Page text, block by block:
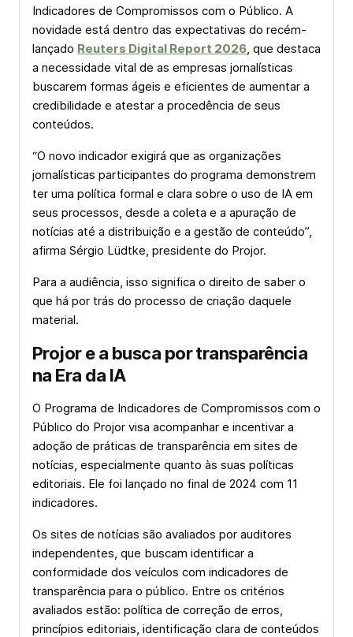
Indicadores de Compromissos com o Público. A
novidade está dentro das expectativas do recém-
lançado Reuters Digital Report 2026, que destaca
a necessidade vital de as empresas jornalísticas
buscarem formas ágeis e eficientes de aumentar a
credibilidade e atestar a procedência de seus
conteúdos.
“O novo indicador exigirá que as organizações
jornalísticas participantes do programa demonstrem
ter uma política formal e clara sobre o uso de IA em
seus processos, desde a coleta e a apuração de
notícias até a distribuição e a gestão de conteúdo”,
afirma Sérgio Lüdtke, presidente do Projor.
Para a audiência, isso significa o direito de saber o
que há por trás do processo de criação daquele
material.
Projor e a busca por transparência
na Era da IA
O Programa de Indicadores de Compromissos com o
Público do Projor visa acompanhar e incentivar a
adoção de práticas de transparência em sites de
notícias, especialmente quanto às suas políticas
editoriais. Ele foi lançado no final de 2024 com 11
indicadores.
Os sites de notícias são avaliados por auditores
independentes, que buscam identificar a
conformidade dos veículos com indicadores de
transparência para o público. Entre os critérios
avaliados estão: política de correção de erros,
princípios editoriais, identificação clara de conteúdos